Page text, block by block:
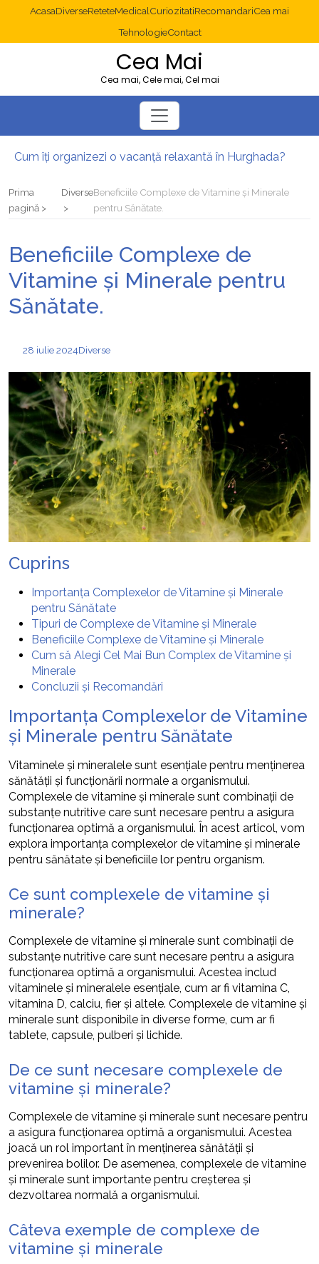
AcasaDiverseReteteMedicalCuriozitatiRecomandariCea mai
TehnologieContact
Cea Mai
Cea mai, Cele mai, Cel mai
Cum îți organizezi o vacanță relaxantă în Hurghada?
Multisite WordPress și Mastodon: cum gestionezi mai multe site-uri
Diverticulita: când este necesară operația?
Prima
pagină
DiverseBeneficiile Complexe de Vitamine și Minerale
pentru Sănătate.
Beneficiile Complexe de
Vitamine și Minerale pentru
Sănătate.
28 iulie 2024Diverse
Cuprins
Importanța Complexelor de Vitamine și Minerale
pentru Sănătate
Tipuri de Complexe de Vitamine și Minerale
Beneficiile Complexe de Vitamine și Minerale
Cum să Alegi Cel Mai Bun Complex de Vitamine și
Minerale
Concluzii și Recomandări
Importanța Complexelor de Vitamine
și Minerale pentru Sănătate
Vitaminele și mineralele sunt esențiale pentru menținerea
sănătății și funcționării normale a organismului.
Complexele de vitamine și minerale sunt combinații de
substanțe nutritive care sunt necesare pentru a asigura
funcționarea optimă a organismului. În acest articol, vom
explora importanța complexelor de vitamine și minerale
pentru sănătate și beneficiile lor pentru organism.
Ce sunt complexele de vitamine și
minerale?
Complexele de vitamine și minerale sunt combinații de
substanțe nutritive care sunt necesare pentru a asigura
funcționarea optimă a organismului. Acestea includ
vitaminele și mineralele esențiale, cum ar fi vitamina C,
vitamina D, calciu, fier și altele. Complexele de vitamine și
minerale sunt disponibile în diverse forme, cum ar fi
tablete, capsule, pulberi și lichide.
De ce sunt necesare complexele de
vitamine și minerale?
Complexele de vitamine și minerale sunt necesare pentru
a asigura funcționarea optimă a organismului. Acestea
joacă un rol important în menținerea sănătății și
prevenirea bolilor. De asemenea, complexele de vitamine
și minerale sunt importante pentru creșterea și
dezvoltarea normală a organismului.
Câteva exemple de complexe de
vitamine și minerale